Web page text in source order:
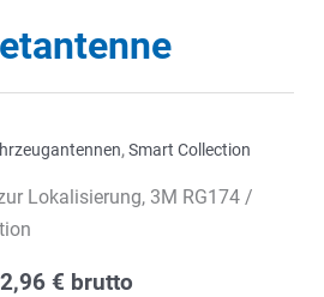
,Smart Collection
Lokalisierung, 3M RG174 /
€ brutto